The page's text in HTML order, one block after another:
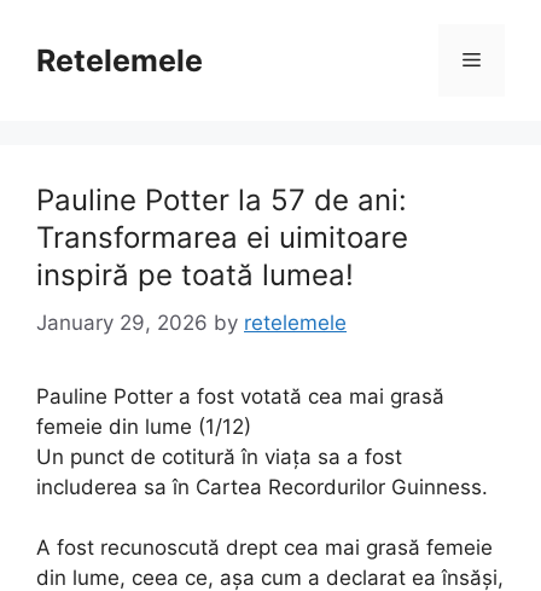
contentRetelemele Menu
Pauline Potter la 57 de ani:
Transformarea ei uimitoare
inspiră pe toată lumea!
January 29, 2026 by retelemele
Pauline Potter a fost votată cea mai grasă
femeie din lume (1/12)
Un punct de cotitură în viața sa a fost
includerea sa în Cartea Recordurilor Guinness.
A fost recunoscută drept cea mai grasă femeie
din lume, ceea ce, așa cum a declarat ea însăși,